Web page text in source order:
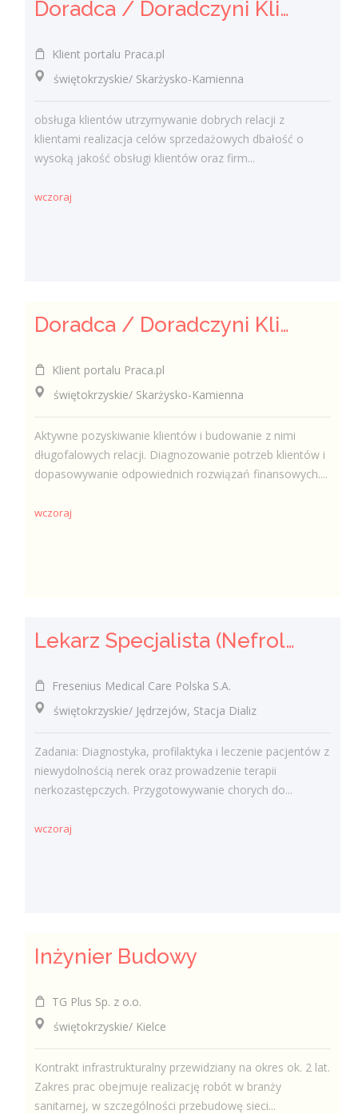
Doradca / Doradczyni Klienta (bankowość)
Klient portalu Praca.pl
świętokrzyskie/ Skarżysko-Kamienna
obsługa klientów utrzymywanie dobrych relacji z
klientami realizacja celów sprzedażowych dbałość o
wysoką jakość obsługi klientów oraz firm...
wczoraj
Doradca / Doradczyni Klienta – branża finansowa
Klient portalu Praca.pl
świętokrzyskie/ Skarżysko-Kamienna
Aktywne pozyskiwanie klientów i budowanie z nimi
długofalowych relacji. Diagnozowanie potrzeb klientów i
dopasowywanie odpowiednich rozwiązań finansowych....
wczoraj
Lekarz Specjalista (Nefrolog / Internista) (K/M/N)
Fresenius Medical Care Polska S.A.
świętokrzyskie/ Jędrzejów, Stacja Dializ
Zadania: Diagnostyka, profilaktyka i leczenie pacjentów z
niewydolnością nerek oraz prowadzenie terapii
nerkozastępczych. Przygotowywanie chorych do...
wczoraj
Inżynier Budowy
TG Plus Sp. z o.o.
świętokrzyskie/ Kielce
Kontrakt infrastrukturalny przewidziany na okres ok. 2 lat.
Zakres prac obejmuje realizację robót w branży
sanitarnej, w szczególności przebudowę sieci...